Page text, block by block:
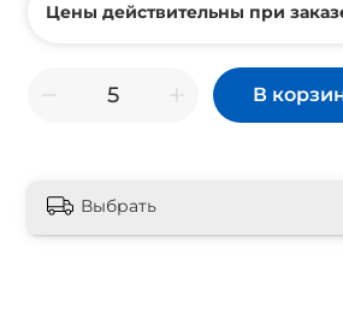
Цены действительны при
В
Выбрать